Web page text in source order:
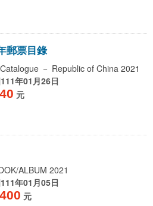
郵票目錄
－ Republic of China 2021
年01月26日
元
ALBUM 2021
年01月05日
元